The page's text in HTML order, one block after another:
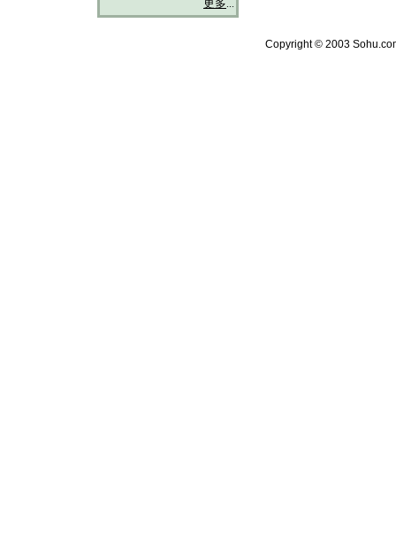
更多...
Copyright © 2003